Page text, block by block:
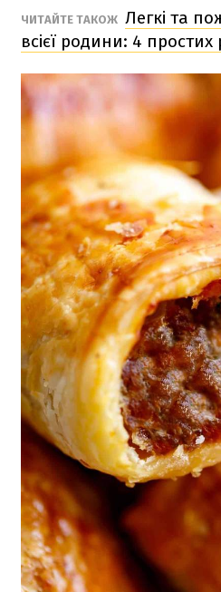
ЧИТАЙТЕ ТАКОЖ Легкі та
всієї родини: 4